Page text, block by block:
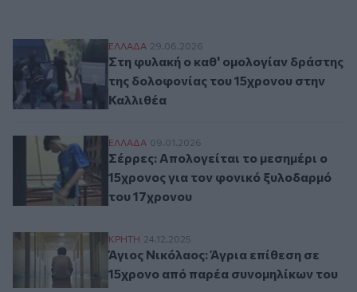
Στη φυλακή ο καθ' ομολογίαν δράστης
ΕΛΛAΔΑ 29.06.2026
Στη φυλακή ο καθ' ομολογίαν δράστης
της δολοφονίας του 15χρονου στην
Καλλιθέα
Σέρρες: Απολογείται το μεσημέρι ο
ΕΛΛAΔΑ 09.01.2026
Σέρρες: Απολογείται το μεσημέρι ο
15χρονος για τον φονικό ξυλοδαρμό
του 17χρονου
Άγιος Νικόλαος: Άγρια επίθεση σε
ΚΡΗΤΗ 24.12.2025
Άγιος Νικόλαος: Άγρια επίθεση σε
15χρονο από παρέα συνομηλίκων του